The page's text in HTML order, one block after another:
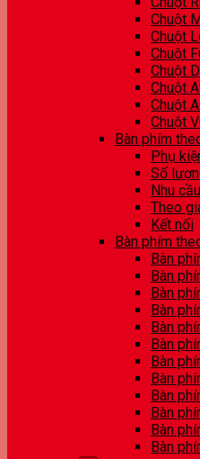
Chuột
Chuột
Chuột
Chuột
Chuột
Chuột
Chuột
Bàn phím
Phụ
Số
Nhu cầu
Theo
Kết nối
Bàn phím
Bàn
Bàn
Bàn
Bàn
Bàn
Bàn
Bàn
Bàn
Bàn
Bàn
Bàn
Bàn